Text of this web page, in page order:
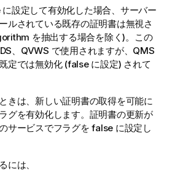
設定して有効化した場合、サーバー
ルされている既存の証明書は無視さ
を抽出する場合を除く)。この
、QVWS で使用されますが、QMS
定では無効化 (false に設定) されて
きは、新しい証明書の取得を可能に
グを有効化します。証明書の更新が
サービスでフラグを false に設定し
には、